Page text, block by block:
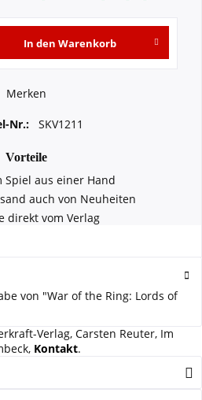
In den Warenkorb
Merken
Nr.: SKV1211
Vorteile
Spiel aus einer Hand
auch von Neuheiten
direkt vom Verlag
von "War of the Ring: Lords of
Verlag, Carsten Reuter, Im
Kontakt.